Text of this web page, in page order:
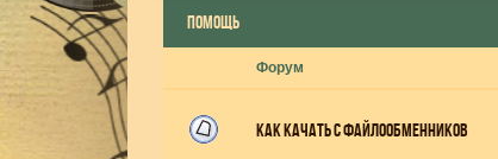
ПОМОЩЬ
Форум
Как качать с файлообменников